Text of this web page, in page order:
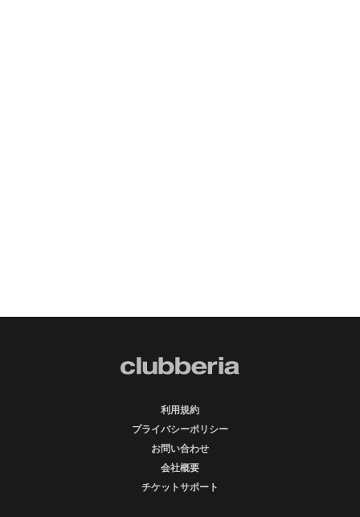
利用規約
プライバシーポリシー
お問い合わせ
会社概要
チケットサポート